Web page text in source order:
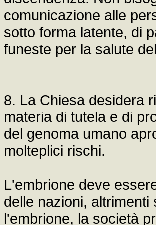
comunicazione alle
sotto forma latente, di
funeste per la salute
8. La Chiesa desidera
materia di tutela e di
del genoma umano
molteplici rischi.
L'embrione deve
delle nazioni,
l'embrione, la società